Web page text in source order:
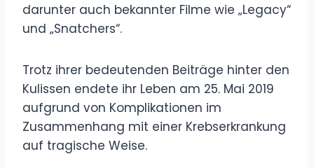
darunter auch bekannter Filme wie „Legacy“
und „Snatchers“.
Trotz ihrer bedeutenden Beiträge hinter den
Kulissen endete ihr Leben am 25. Mai 2019
aufgrund von Komplikationen im
Zusammenhang mit einer Krebserkrankung
auf tragische Weise.